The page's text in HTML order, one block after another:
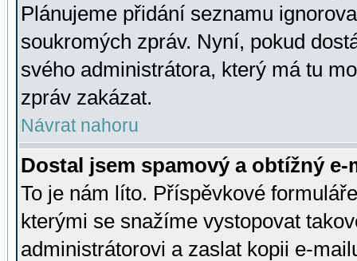
Plánujeme přidání seznamu
soukromých zpráv. Nyní, pokud
svého administrátora, který má tu
zpráv zakázat.
Návrat nahoru
Dostal jsem spamový a obtížný
To je nám líto. Příspěvkové
kterými se snažíme vystopovat
administrátorovi a zaslat kopii e-